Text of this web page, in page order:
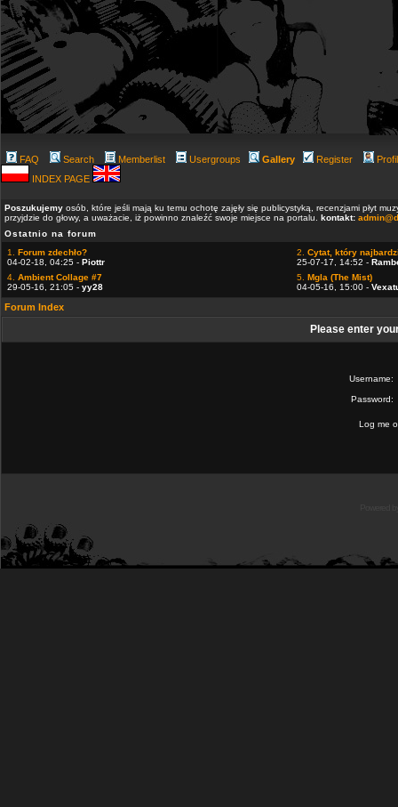
FAQ Search Memberlist Usergroups Gallery Register
INDEX PAGE
Poszukujemy osób, które jeśli mają ku temu ochotę zajęły się publicystyką, recenzjami płyt
przyjdzie do głowy, a uważacie, iż powinno znaleźć swoje miejsce na portalu. kontakt:
Ostatnio na forum
1. Forum zdechło?
04-02-18, 04:25 - Piottr
2. Cytat, który
25-07-17, 14:52 -
4. Ambient Collage #7
29-05-16, 21:05 - yy28
5. Mgla (The Mist)
04-05-16, 15:00 -
Forum Index
Please enter
Username:
Password:
Log me